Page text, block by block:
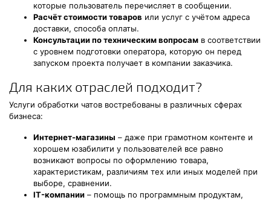
которые пользователь перечисляет в сообщении.
Расчёт стоимости товаров или услуг с учётом адреса
доставки, способа оплаты.
Консультации по техническим вопросам в соответствии
с уровнем подготовки оператора, которую он перед
запуском проекта получает в компании заказчика.
Для каких отраслей подходит?
Услуги обработки чатов востребованы в различных сферах
бизнеса:
Интернет-магазины – даже при грамотном контенте и
хорошем юзабилити у пользователей все равно
возникают вопросы по оформлению товара,
характеристикам, различиям тех или иных моделей при
выборе, сравнении.
IT-компании – помощь по программным продуктам,